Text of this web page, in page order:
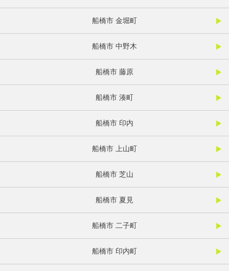
船橋市 金堀町
船橋市 中野木
船橋市 藤原
船橋市 湊町
船橋市 印内
船橋市 上山町
船橋市 芝山
船橋市 夏見
船橋市 二子町
船橋市 印内町